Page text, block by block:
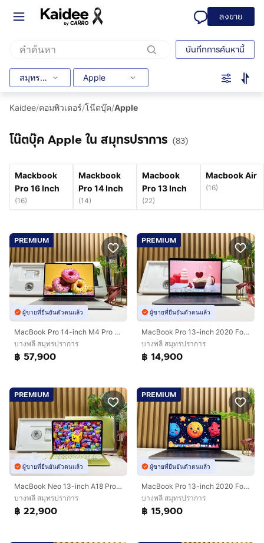
ลงขาย
บันทึกการค้นหานี้
สมุทรปราการ Apple
Kaidee/คอมพิวเตอร์/โน๊ตบุ๊ค/Apple
โน๊ตบุ๊ค Apple ใน สมุทรปราการ (83)
Mackbook
Pro 16 Inch
(16)
Mackbook
Pro 14 Inch
(14)
Macbook
Pro 13 Inch
(22)
Macbook Air
(16)
PREMIUM
ผู้ขายที่ยืนยันตัวตนแล้ว
MacBook Pro 14-inch M4 Pro 2024 Ram24GB SSD512GB
บางพลี สมุทรปราการ
฿ 57,900
PREMIUM
ผู้ขายที่ยืนยันตัวตนแล้ว
MacBook Pro 13-inch 2020 Four Thunderbolt 3 Ports Ram16GB SSD512GB Space Gray
บางพลี สมุทรปราการ
฿ 14,900
PREMIUM
ผู้ขายที่ยืนยันตัวตนแล้ว
MacBook Neo 13-inch A18 Pro Ram8GB SSD512 Citrus
บางพลี สมุทรปราการ
฿ 22,900
PREMIUM
ผู้ขายที่ยืนยันตัวตนแล้ว
MacBook Pro 13-inch 2020 Four Thunderbolt 3 Ports Core i7 Ram16GB SSD512GB Space Gray
บางพลี สมุทรปราการ
฿ 15,900